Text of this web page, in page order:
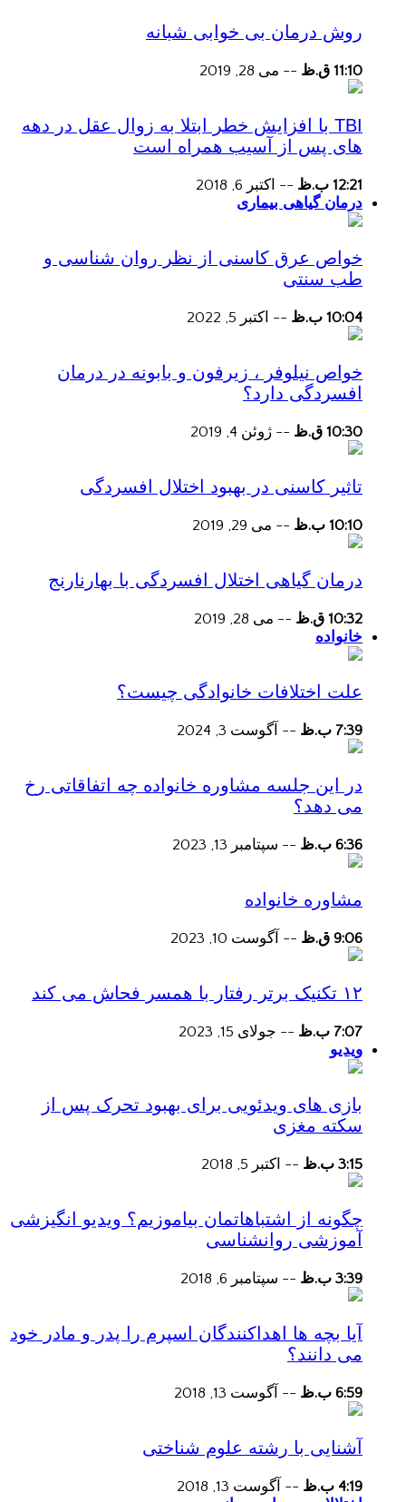
روش درمان بی خوابی شبانه
11:10 ق.ظ -- می 28, 2019
TBI با افزایش خطر ابتلا به زوال عقل در دهه
های پس از آسیب همراه است
12:21 ب.ظ -- اکتبر 6, 2018
درمان گیاهی بیماری
خواص عرق کاسنی از نظر روان شناسی و
طب سنتی
10:04 ب.ظ -- اکتبر 5, 2022
خواص نیلوفر ، زیرفون و بابونه در درمان
افسردگی دارد؟
10:30 ق.ظ -- ژوئن 4, 2019
تاثیر کاسنی در بهبود اختلال افسردگی
10:10 ب.ظ -- می 29, 2019
درمان گیاهی اختلال افسردگی با بهارنارنج
10:32 ق.ظ -- می 28, 2019
خانواده
علت اختلافات خانوادگی چیست؟
7:39 ب.ظ -- آگوست 3, 2024
در این جلسه مشاوره خانواده چه اتفاقاتی رخ
می دهد؟
6:36 ب.ظ -- سپتامبر 13, 2023
مشاوره خانواده
9:06 ق.ظ -- آگوست 10, 2023
۱۲ تکنیک برتر رفتار با همسر فحاش می کند
7:07 ب.ظ -- جولای 15, 2023
ویدیو
بازی های ویدئویی برای بهبود تحرک پس از
سکته مغزی
3:15 ب.ظ -- اکتبر 5, 2018
چگونه از اشتباهاتمان بیاموزیم؟ ویدیو انگیزشی
آموزشی روانشناسی
3:39 ب.ظ -- سپتامبر 6, 2018
آیا بچه ها اهداکنندگان اسپرم را پدر و مادر خود
می دانند؟
6:59 ب.ظ -- آگوست 13, 2018
آشنایی با رشته علوم شناختی
4:19 ب.ظ -- آگوست 13, 2018